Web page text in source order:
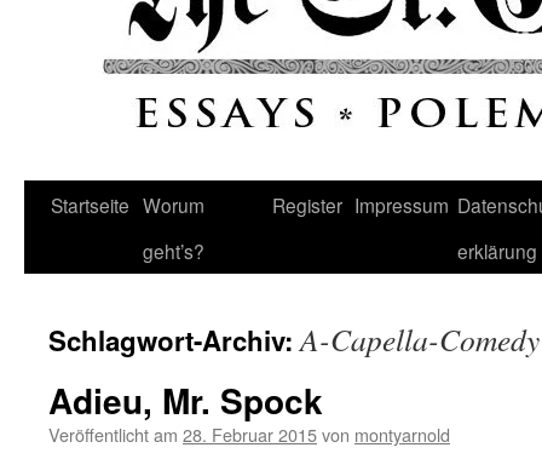
Startseite Worum
geht’s?
Register Impressum
erklärung
Schlagwort-Archiv:A-Capella-Comedy
Adieu, Mr. Spock
Veröffentlicht am 28. Februar 2015von montyarnold